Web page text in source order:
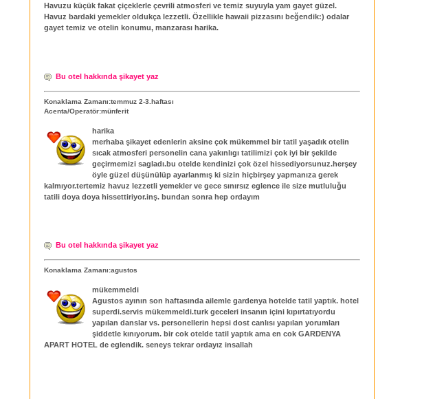
Havuzu küçük fakat çiçeklerle çevrili atmosferi ve temiz suyuyla yam gayet güzel.
Havuz bardaki yemekler oldukça lezzetli. Özellikle hawaii pizzasını beğendik:) odalar
gayet temiz ve otelin konumu, manzarası harika.
Bu otel hakkında şikayet yaz
Konaklama Zamanı:temmuz 2-3.haftası
Acenta/Operatör:münferit
harika
merhaba şikayet edenlerin aksine çok mükemmel bir tatil yaşadık otelin
sıcak atmosferi personelin cana yakınlıgı tatilimizi çok iyi bir şekilde
geçirmemizi sagladı.bu otelde kendinizi çok özel hissediyorsunuz.herşey
öyle güzel düşünülüp ayarlanmış ki sizin hiçbirşey yapmanıza gerek
kalmıyor.tertemiz havuz lezzetli yemekler ve gece sınırsız eglence ile size mutluluğu
tatili doya doya hissettiriyor.inş. bundan sonra hep ordayım
Bu otel hakkında şikayet yaz
Konaklama Zamanı:agustos
mükemmeldi
Agustos ayının son haftasında ailemle gardenya hotelde tatil yaptık. hotel
superdi.servis mükemmeldi.turk geceleri insanın içini kıpırtatıyordu
yapılan danslar vs. personellerin hepsi dost canlısı yapılan yorumları
şiddetle kınıyorum. bir cok otelde tatil yaptık ama en cok GARDENYA
APART HOTEL de eglendik. seneys tekrar ordayız insallah